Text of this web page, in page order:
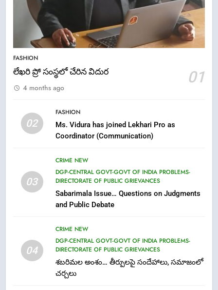
FASHION
లేఖరి ప్రో సంస్థలో చేరిన విదుర 01
4 months ago
02
FASHION
Ms. Vidura has joined Lekhari Pro as
Coordinator (Communication)
03
CRIME NEW
DGP-CENTRAL GOVT-GOVT OF INDIA PROBLEMS-
DIRECTORATE OF PUBLIC GRIEVANCES
Sabarimala Issue… Questions on Judgments
and Public Debate
04
CRIME NEW
DGP-CENTRAL GOVT-GOVT OF INDIA PROBLEMS-
DIRECTORATE OF PUBLIC GRIEVANCES
శబరిమల అంశం… తీర్పులపై సందేహాలు, సమాజంలో
చర్చలు
5
Parabhava Nama Samvatsaram
7
తిరుమల లడ్డూ నెయ్యి కల్తీ: పవిత్ర
విశ్వాసానికి ద్రోహం
CRIME NEW
Ghee Adulteration in Tirumala
Laddu: A Sacred Trust Betrayed